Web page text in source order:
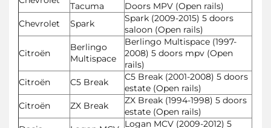
Tacuma
Doors MPV (Open rails)
Chevrolet
Spark
Spark (2009-2015) 5 doors
saloon (Open rails)
Citroën
Berlingo
Multispace
Berlingo Multispace (1997-
2008) 5 doors mpv (Open
rails)
Citroën
C5 Break
C5 Break (2001-2008) 5 doors
estate (Open rails)
Citroën
ZX Break
ZX Break (1994-1998) 5 doors
estate (Open rails)
Logan MCV (2009-2012) 5